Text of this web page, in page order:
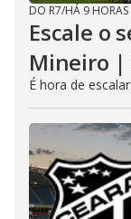
DO R7/HÁ 9 HORAS
Escale o
Mineiro |
É hora de